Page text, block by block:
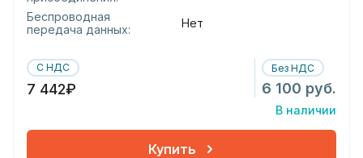
Беспроводная
передача данных:
Нет
С НДС
7 442₽
Без НДС
6 100 руб.
В наличии
Купить